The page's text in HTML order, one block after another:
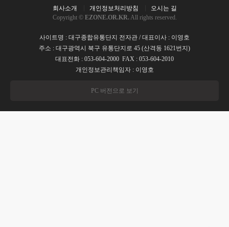
회사소개 개인정보처리방침
오시는 길
Copyright © EZONE.OR.KR. All rights reserved.
사이트명 : 대구종합유통단지 전자관 / 대표이사 : 이영호
주소 : 대구광역시 북구 유통단지로 45 (산격동 1621번지)
대표전화 : 053-604-2000 FAX : 053-604-2010
개인정보관리책임자 : 이영호
PC 버전으로 보기